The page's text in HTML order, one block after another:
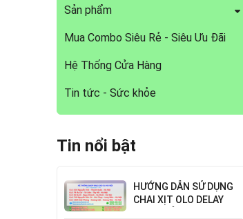
Sản phẩm
Mua Combo Siêu Rẻ - Siêu Ưu Đãi
Hệ Thống Cửa Hàng
Tin tức - Sức khỏe
Tin nổi bật
HƯỚNG DẪN SỬ DỤNG
CHAI XỊT OLO DELAY